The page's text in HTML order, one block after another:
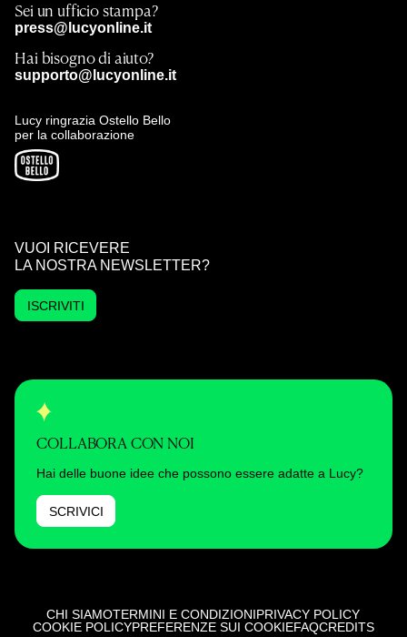
Sei un ufficio stampa?
press@lucyonline.it
Hai bisogno di aiuto?
supporto@lucyonline.it
Lucy ringrazia Ostello Bello
per la collaborazione
VUOI RICEVERE
LA NOSTRA NEWSLETTER?
ISCRIVITI
COLLABORA CON NOI
Hai delle buone idee che possono essere adatte a Lucy?
SCRIVICI
CHI SIAMOTERMINI E CONDIZIONIPRIVACY POLICY
COOKIE POLICYPREFERENZE SUI COOKIEFAQCREDITS